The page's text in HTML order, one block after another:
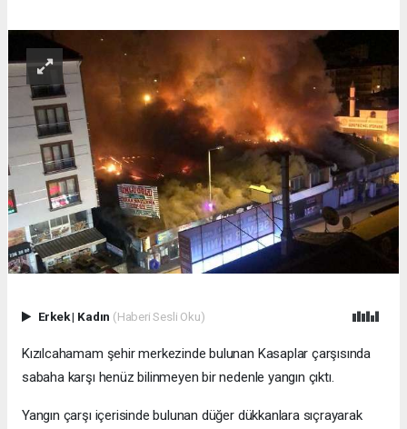
Erkek| Kadın (Haberi Sesli Oku)
Kızılcahamam şehir merkezinde bulunan Kasaplar çarşısında
sabaha karşı henüz bilinmeyen bir nedenle yangın çıktı.
Yangın çarşı içerisinde bulunan düğer dükkanlara sıçrayarak